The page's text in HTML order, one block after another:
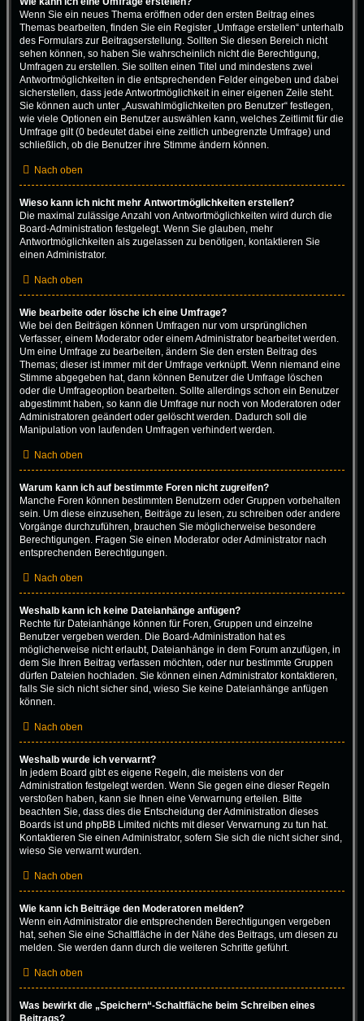
Wenn Sie ein neues Thema eröffnen oder den ersten Beitrag eines
Themas bearbeiten, finden Sie ein Register „Umfrage erstellen“ unterhalb
des Formulars zur Beitragserstellung. Sollten Sie diesen Bereich nicht
sehen können, so haben Sie wahrscheinlich nicht die Berechtigung,
Umfragen zu erstellen. Sie sollten einen Titel und mindestens zwei
Antwortmöglichkeiten in die entsprechenden Felder eingeben und dabei
sicherstellen, dass jede Antwortmöglichkeit in einer eigenen Zeile steht.
Sie können auch unter „Auswahlmöglichkeiten pro Benutzer“ festlegen,
wie viele Optionen ein Benutzer auswählen kann, welches Zeitlimit für die
Umfrage gilt (0 bedeutet dabei eine zeitlich unbegrenzte Umfrage) und
schließlich, ob die Benutzer ihre Stimme ändern können.
Nach oben
Wieso kann ich nicht mehr Antwortmöglichkeiten erstellen?
Die maximal zulässige Anzahl von Antwortmöglichkeiten wird durch die
Board-Administration festgelegt. Wenn Sie glauben, mehr
Antwortmöglichkeiten als zugelassen zu benötigen, kontaktieren Sie
einen Administrator.
Nach oben
Wie bearbeite oder lösche ich eine Umfrage?
Wie bei den Beiträgen können Umfragen nur vom ursprünglichen
Verfasser, einem Moderator oder einem Administrator bearbeitet werden.
Um eine Umfrage zu bearbeiten, ändern Sie den ersten Beitrag des
Themas; dieser ist immer mit der Umfrage verknüpft. Wenn niemand eine
Stimme abgegeben hat, dann können Benutzer die Umfrage löschen
oder die Umfrageoption bearbeiten. Sollte allerdings schon ein Benutzer
abgestimmt haben, so kann die Umfrage nur noch von Moderatoren oder
Administratoren geändert oder gelöscht werden. Dadurch soll die
Manipulation von laufenden Umfragen verhindert werden.
Nach oben
Warum kann ich auf bestimmte Foren nicht zugreifen?
Manche Foren können bestimmten Benutzern oder Gruppen vorbehalten
sein. Um diese einzusehen, Beiträge zu lesen, zu schreiben oder andere
Vorgänge durchzuführen, brauchen Sie möglicherweise besondere
Berechtigungen. Fragen Sie einen Moderator oder Administrator nach
entsprechenden Berechtigungen.
Nach oben
Weshalb kann ich keine Dateianhänge anfügen?
Rechte für Dateianhänge können für Foren, Gruppen und einzelne
Benutzer vergeben werden. Die Board-Administration hat es
möglicherweise nicht erlaubt, Dateianhänge in dem Forum anzufügen, in
dem Sie Ihren Beitrag verfassen möchten, oder nur bestimmte Gruppen
dürfen Dateien hochladen. Sie können einen Administrator kontaktieren,
falls Sie sich nicht sicher sind, wieso Sie keine Dateianhänge anfügen
können.
Nach oben
Weshalb wurde ich verwarnt?
In jedem Board gibt es eigene Regeln, die meistens von der
Administration festgelegt werden. Wenn Sie gegen eine dieser Regeln
verstoßen haben, kann sie Ihnen eine Verwarnung erteilen. Bitte
beachten Sie, dass dies die Entscheidung der Administration dieses
Boards ist und phpBB Limited nichts mit dieser Verwarnung zu tun hat.
Kontaktieren Sie einen Administrator, sofern Sie sich die nicht sicher sind,
wieso Sie verwarnt wurden.
Nach oben
Wie kann ich Beiträge den Moderatoren melden?
Wenn ein Administrator die entsprechenden Berechtigungen vergeben
hat, sehen Sie eine Schaltfläche in der Nähe des Beitrags, um diesen zu
melden. Sie werden dann durch die weiteren Schritte geführt.
Nach oben
Was bewirkt die „Speichern“-Schaltfläche beim Schreiben eines
Beitrags?